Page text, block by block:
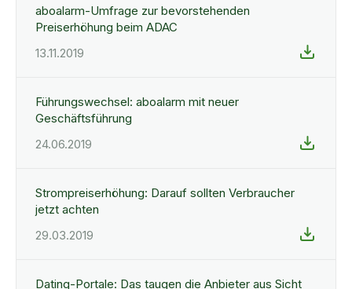
aboalarm-Umfrage zur bevorstehenden
Preiserhöhung beim ADAC
13.11.2019
Führungswechsel: aboalarm mit neuer
Geschäftsführung
24.06.2019
Strompreiserhöhung: Darauf sollten Verbraucher
jetzt achten
29.03.2019
Dating-Portale: Das taugen die Anbieter aus Sicht